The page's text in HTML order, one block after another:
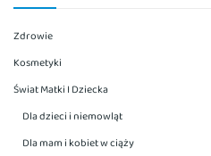
Zdrowie
Kosmetyki
Świat Matki I Dziecka
Dla dzieci i niemowląt
Dla mam i kobiet w ciąży